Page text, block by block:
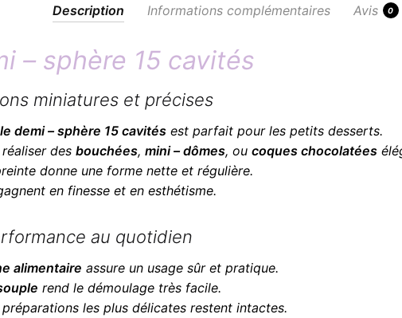
Description Informations complémentaires Avis 0
– sphère 15 cavités
miniatures et précises
demi – sphère 15 cavitésest parfait pour les petits desserts.
des bouchées, mini – dômes, ou coques chocolatées
donne une forme nette et régulière.
en finesse et en esthétisme.
au quotidien
alimentaire assure un usage sûr et pratique.
rend le démoulage très facile.
les plus délicates restent intactes.